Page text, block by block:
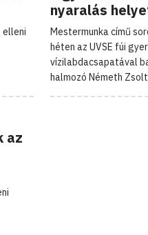
az
nyaralás
Mestermunka című
héten az UVSE fúi
vízilabdacsapatával
halmozó Németh